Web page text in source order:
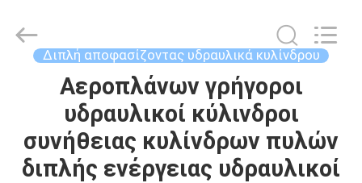
ΠΡΟΪΌΝΤΑ
EQUIPMENT
CO.,LTD.
Διπλή αποφασίζοντας υδραυλικά κυλίνδρου
Αεροπλάνων γρήγοροι
υδραυλικοί κύλινδροι
συνήθειας κυλίνδρων πυλών
διπλής ενέργειας υδραυλικοί